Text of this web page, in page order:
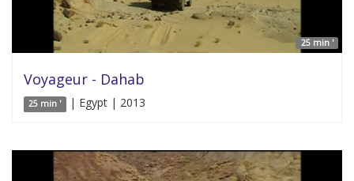
25 min '
Voyageur - Dahab
25 min ' | Egypt | 2013